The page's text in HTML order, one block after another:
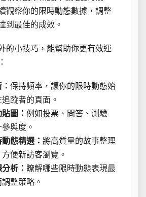
觀察你的限時動態數據，調整
到最佳的成效。
的小技巧，能幫助你更有效運
保持頻率，讓你的限時動態始
蹤者的頁面。
圖： 例如投票、問答、測驗
與度。
態精選： 將高質量的故事整理
便新訪客瀏覽。
析： 瞭解哪些限時動態表現最
整策略。